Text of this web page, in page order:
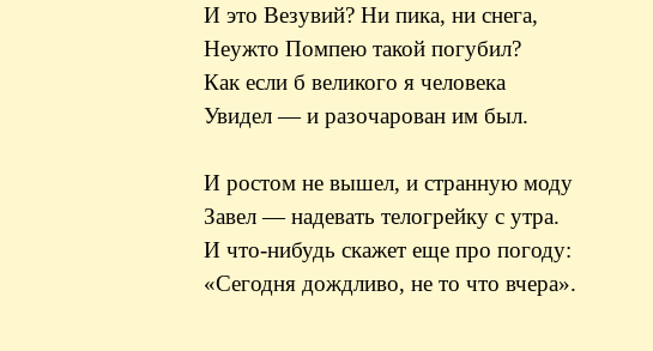
И это Везувий? Ни пика, ни снега,
Неужто Помпею такой погубил?
Как если б великого я человека
Увидел — и разочарован им был.
И ростом не вышел, и странную моду
Завел — надевать телогрейку с утра.
И что-нибудь скажет еще про погоду:
«Сегодня дождливо, не то что вчера».